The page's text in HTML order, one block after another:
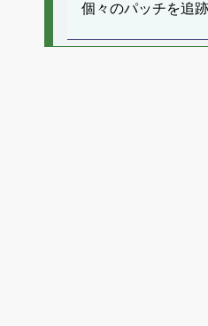
個々のパッチを追